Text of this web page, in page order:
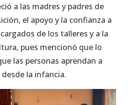
a las madres y padres de
el apoyo y la confianza a
de los talleres y a la
pues mencionó que lo
las personas aprendan a
la infancia.